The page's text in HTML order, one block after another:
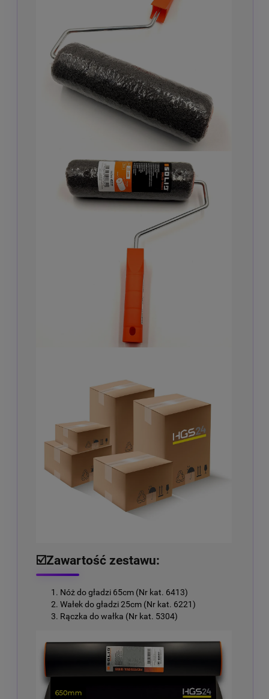
☑️Zawartość zestawu:
Nóż do gładzi 65cm (Nr kat. 6413)
Wałek do gładzi 25cm (Nr kat. 6221)
Rączka do wałka (Nr kat. 5304)